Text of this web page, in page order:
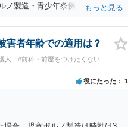
ノ製造・青少年条例違反（わいせ
を受けるでしょう。
害者年齢での適用は？
人
#前科・前歴をつけたくない
役にたった 1